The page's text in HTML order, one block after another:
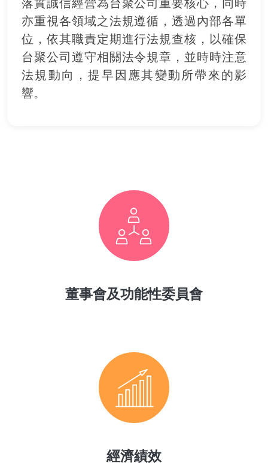
落實誠信經營為台聚公司重要核心，同時
亦重視各領域之法規遵循，透過內部各單
位，依其職責定期進行法規查核，以確保
台聚公司遵守相關法令規章，並時時注意
法規動向，提早因應其變動所帶來的影
響。
董事會及功能性委員會
經濟績效